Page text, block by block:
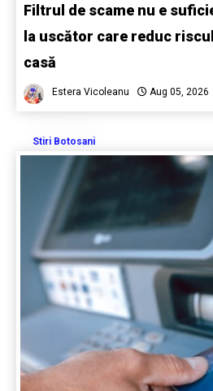
Filtrul de scame nu e
la uscător care reduc
casă
Estera Vicoleanu Aug 05, 2026
Stiri Botosani